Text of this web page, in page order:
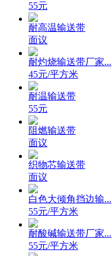
55元
耐高温输送带
面议
耐灼烧输送带厂家...
45元/平方米
耐温输送带
55元
阻燃输送带
面议
织物芯输送带
面议
白色大倾角挡边输...
55元/平方米
耐酸碱输送带厂家...
55元/平方米